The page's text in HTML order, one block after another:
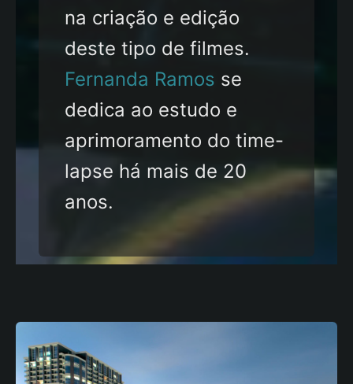
na criação e edição
deste tipo de filmes.
Fernanda Ramos se
dedica ao estudo e
aprimoramento do time-
lapse há mais de 20
anos.